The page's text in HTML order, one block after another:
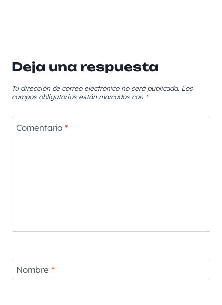
Deja una respuesta
Tu dirección de correo electrónico no será publicada. Los
campos obligatorios están marcados con *
Comentario *
Nombre *